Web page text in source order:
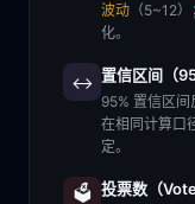
波动 （5~12）
化。
↔️ 置信区间（
95% 置信区
在相同计算口
定。
🗳️ 投票数（